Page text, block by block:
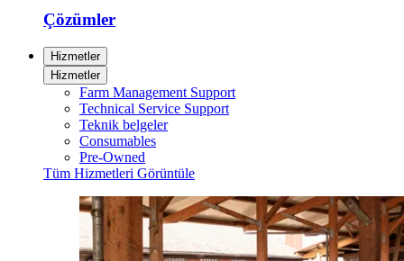
Çözümler
Hizmetler
Hizmetler
Farm Management Support
Technical Service Support
Teknik belgeler
Consumables
Pre-Owned
Tüm Hizmetleri Görüntüle